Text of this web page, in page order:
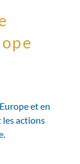
et en
les actions